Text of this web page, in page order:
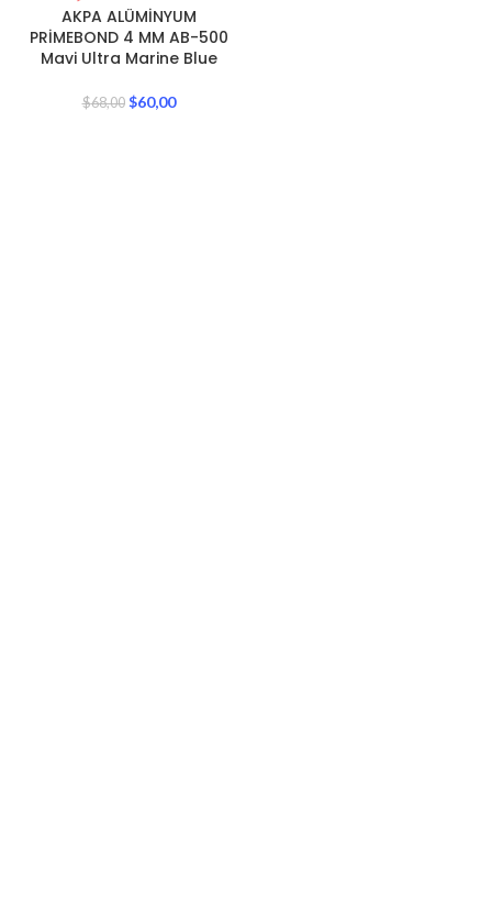
AKPA ALÜMİNYUM
PRİMEBOND 4 MM AB-500
Mavi Ultra Marine Blue
$68,00 $60,00